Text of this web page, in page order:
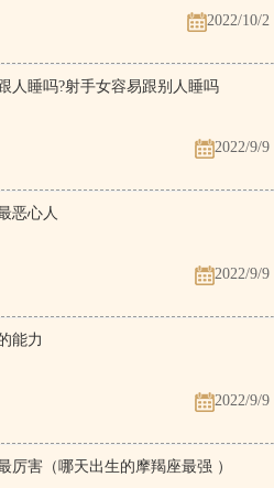
2022/10/2
人睡吗?射手女容易跟别人睡吗
2022/9/9
恶心人
2022/9/9
能力
2022/9/9
厉害（哪天出生的摩羯座最强 ）